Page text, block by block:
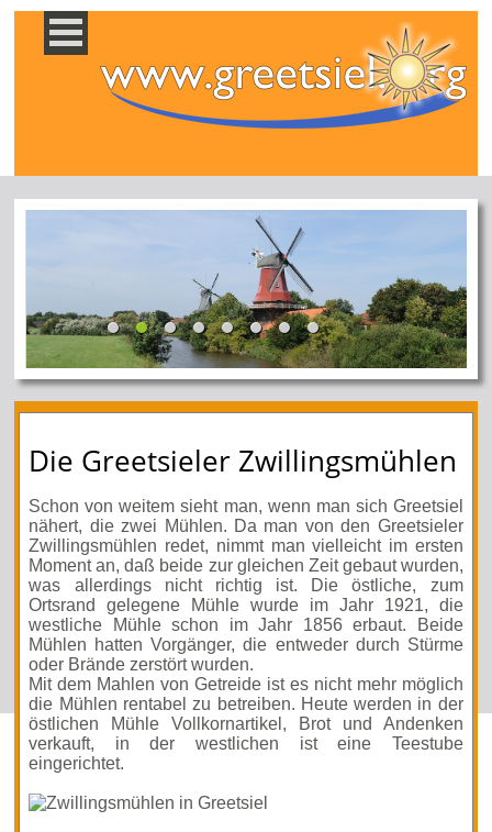
Die Greetsieler Zwill­ings­mühlen
Schon von weitem sieht man, wenn man sich Greetsiel
nähert, die zwei Mühlen. Da man von den Greetsieler
Zwillingsmühlen redet, nimmt man vielleicht im ersten
Moment an, daß beide zur gleichen Zeit gebaut wurden,
was allerdings nicht richtig ist. Die östliche, zum
Ortsrand gelegene Mühle wurde im Jahr 1921, die
westliche Mühle schon im Jahr 1856 erbaut. Beide
Mühlen hatten Vorgänger, die entweder durch Stürme
oder Brände zerstört wurden.
Mit dem Mahlen von Getreide ist es nicht mehr möglich
die Mühlen rentabel zu betreiben. Heute werden in der
östlichen Mühle Vollkornartikel, Brot und Andenken
verkauft, in der westlichen ist eine Teestube
eingerichtet.